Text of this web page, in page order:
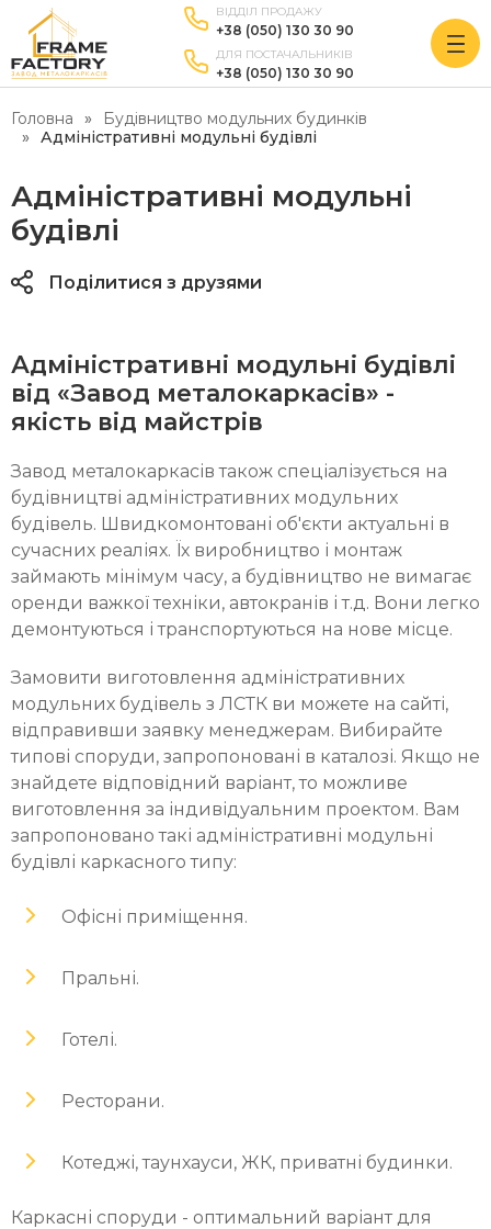
ВІДДІЛ ПРОДАЖУ
+38 (050) 130 30 90
ДЛЯ ПОСТАЧАЛЬНИКІВ
+38 (050) 130 30 90
Головна
Будівництво модульних будинків
Адміністративні модульні будівлі
Адміністративні модульні
будівлі
Поділитися з друзями
Адміністративні модульні будівлі
від «Завод металокаркасів» -
якість від майстрів
Завод металокаркасів також спеціалізується на
будівництві адміністративних модульних
будівель. Швидкомонтовані об'єкти актуальні в
сучасних реаліях. Їх виробництво і монтаж
займають мінімум часу, а будівництво не вимагає
оренди важкої техніки, автокранів і т.д. Вони легко
демонтуються і транспортуються на нове місце.
Замовити виготовлення адміністративних
модульних будівель з ЛСТК ви можете на сайті,
відправивши заявку менеджерам. Вибирайте
типові споруди, запропоновані в каталозі. Якщо не
знайдете відповідний варіант, то можливе
виготовлення за індивідуальним проектом. Вам
запропоновано такі адміністративні модульні
будівлі каркасного типу:
Офісні приміщення.
Пральні.
Готелі.
Ресторани.
Котеджі, таунхауси, ЖК, приватні будинки.
Каркасні споруди - оптимальний варіант для